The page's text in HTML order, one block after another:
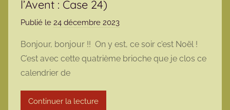
l’Avent : Case 24)
Publié le 24 décembre 2023
r
m
Bonjour, bonjour !! On y est, ce soir c’est Noël !
C’est avec cette quatrième brioche que je clos ce
calendrier de
Continuer la lecture